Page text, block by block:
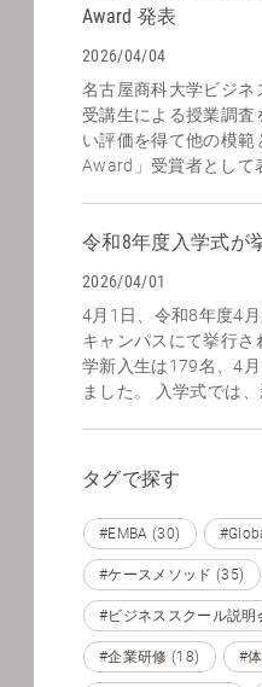
Award 発表
2026/04/04
名古屋商科大学ビジネ
受講生による授業調査
い評価を得て他の模
Award」受賞者として
令和8年度入学式が
2026/04/01
4月1日、令和8年度4
キャンパスにて挙行さ
学新入生は179名、4
ました。 入学式では
タグで探す
#EMBA (30)
#ケースメソッド (35)
#ビジネススクール説明
#企業研修 (18) #